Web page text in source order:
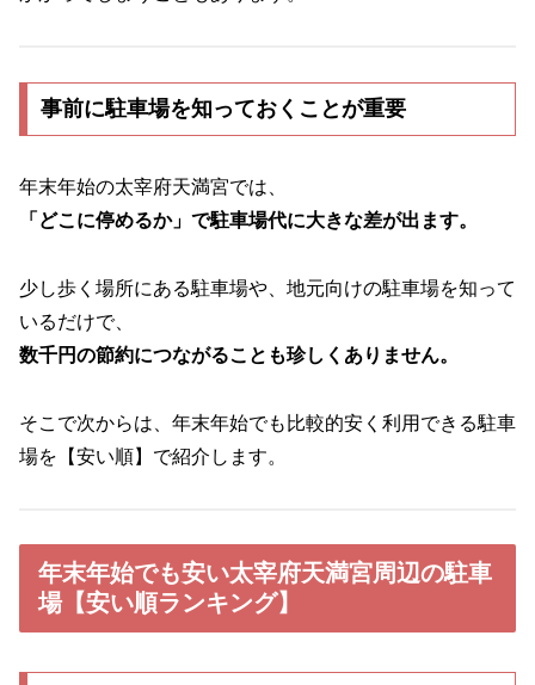
事前に駐車場を知っておくことが重要
年末年始の太宰府天満宮では、
「どこに停めるか」で駐車場代に大きな差が出ます。
少し歩く場所にある駐車場や、地元向けの駐車場を知って
いるだけで、
数千円の節約につながることも珍しくありません。
そこで次からは、年末年始でも比較的安く利用できる駐車
場を【安い順】で紹介します。
年末年始でも安い太宰府天満宮周辺の駐車
場【安い順ランキング】